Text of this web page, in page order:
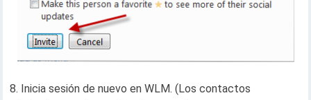
8. Inicia sesión de nuevo en WLM. (Los contactos